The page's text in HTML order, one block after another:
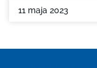
11 maja 2023